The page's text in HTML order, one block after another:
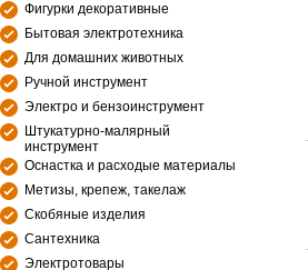
Фигурки декоративные
Бытовая электротехника
Для домашних животных
Ручной инструмент
Электро и бензоинструмент
Штукатурно-малярный
инструмент
Оснастка и расходые материалы
Метизы, крепеж, такелаж
Скобяные изделия
Сантехника
Электротовары